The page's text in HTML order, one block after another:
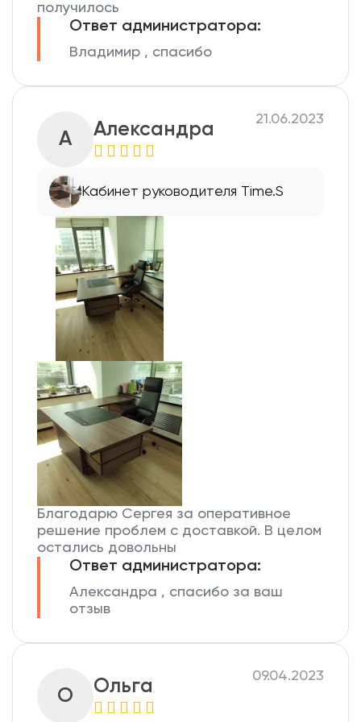
получилось
Ответ администратора:
Владимир , спасибо
А Александра
21.06.2023
Кабинет руководителя Time.S
Благодарю Сергея за оперативное
решение проблем с доставкой. В целом
остались довольны
Ответ администратора:
Александра , спасибо за ваш
отзыв
О Ольга
09.04.2023